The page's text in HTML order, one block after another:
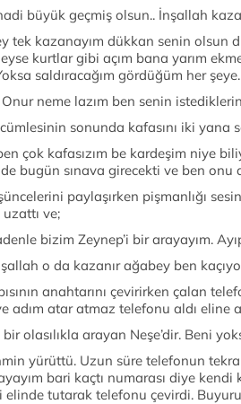
büyük geçmiş olsun.. İnşallah
tek kazanayım dükkan senin olsun
kurtlar gibi açım bana yarım
saldıracağım gördüğüm her şeye.
neme lazım ben senin
sonunda kafasını iki yana
çok kafasızım be kardeşim niye
bugün sınava girecekti ve ben onu
paylaşırken pişmanlığı
uzattı ve;
bizim Zeynep’i bir arayayım.
o da kazanır ağabey ben
anahtarını çevirirken çalan
adım atar atmaz telefonu aldı eline
olasılıkla arayan Neşe’dir. Beni
yürüttü. Uzun süre telefonun
bari kaçtı numarası diye
elinde tutarak telefonu çevirdi.